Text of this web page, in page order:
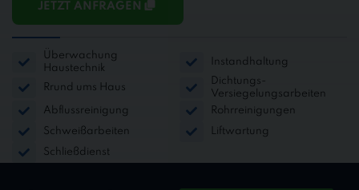
JETZT ANFRAGEN
Überwachung
Haustechnik
Instandhaltung
Rrund ums Haus
Dichtungs-
Versiegelungsarbeiten
Abflussreinigung
Rohrreinigungen
Schweißarbeiten
Liftwartung
Schließdienst